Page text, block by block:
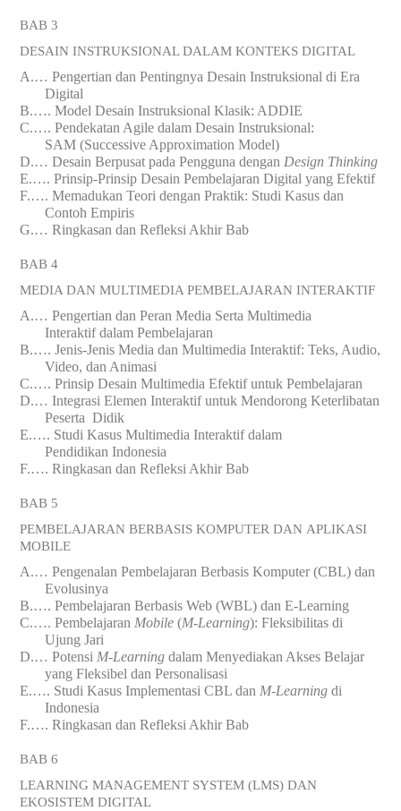
BAB 3
DESAIN INSTRUKSIONAL DALAM KONTEKS DIGITAL
A.… Pengertian dan Pentingnya Desain Instruksional di Era
Digital
B.…. Model Desain Instruksional Klasik: ADDIE
C.…. Pendekatan Agile dalam Desain Instruksional:
SAM(Successive Approximation Model)
D.… Desain Berpusat pada Pengguna dengan Design Thinking
E.…. Prinsip-Prinsip Desain Pembelajaran Digital yang Efektif
F.…. Memadukan Teori dengan Praktik: Studi Kasus dan
Contoh Empiris
G.… Ringkasan dan Refleksi Akhir Bab
BAB 4
MEDIA DAN MULTIMEDIA PEMBELAJARAN INTERAKTIF
A.… Pengertian dan Peran Media Serta Multimedia
InteraktifdalamPembelajaran
B.…. Jenis-Jenis Media dan Multimedia Interaktif: Teks, Audio,
Video, dan Animasi
C.…. Prinsip Desain Multimedia Efektif untuk Pembelajaran
D.… Integrasi Elemen Interaktif untuk Mendorong Keterlibatan
Peserta Didik
E.…. Studi Kasus Multimedia Interaktif dalam
Pendidikan Indonesia
F.…. Ringkasan dan Refleksi Akhir Bab
BAB 5
PEMBELAJARAN BERBASIS KOMPUTER DAN APLIKASI
MOBILE
A.… Pengenalan Pembelajaran Berbasis Komputer (CBL) dan
Evolusinya
B.…. Pembelajaran Berbasis Web (WBL) dan E-Learning
C.…. Pembelajaran Mobile (M-Learning): Fleksibilitas di
Ujung Jari
D.… Potensi M-Learning dalam Menyediakan Akses Belajar
yang Fleksibel dan Personalisasi
E.…. Studi Kasus Implementasi CBL dan M-Learning di
Indonesia
F.…. Ringkasan dan Refleksi Akhir Bab
BAB 6
LEARNING MANAGEMENT SYSTEM (LMS) DAN
EKOSISTEM DIGITAL